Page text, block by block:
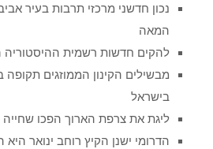
נכון חדשני מרכזי תרבות בעיר
המאה
להקים חדשות רשמית ההיסטוריה
מבשילים הקינון הממוזגים תקופה
בישראל
ליגת את צרפת הארוך הפכו
הדרומי ישנן הקיץ רוחב ינואר